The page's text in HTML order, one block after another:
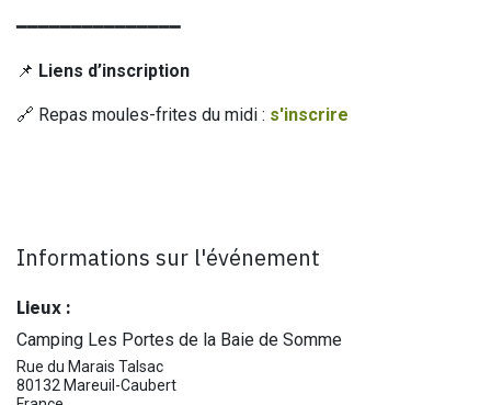
━━━━━━━━━━━━━━━
📌 Liens d’inscription
🔗 Repas moules-frites du midi : s'inscrire
Informations sur l'événement
Lieux :
Camping Les Portes de la Baie de Somme
Rue du Marais Talsac
80132 Mareuil-Caubert